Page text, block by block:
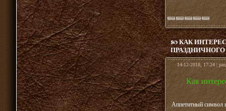
КАК
ПРАЗДНИЧНОГО
14-12-2018, 17:24 |
Как
Аппетитный символ